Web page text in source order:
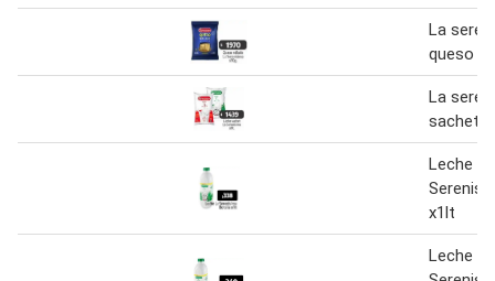
La
queso
La
sachet
Leche La
x1lt
Leche La